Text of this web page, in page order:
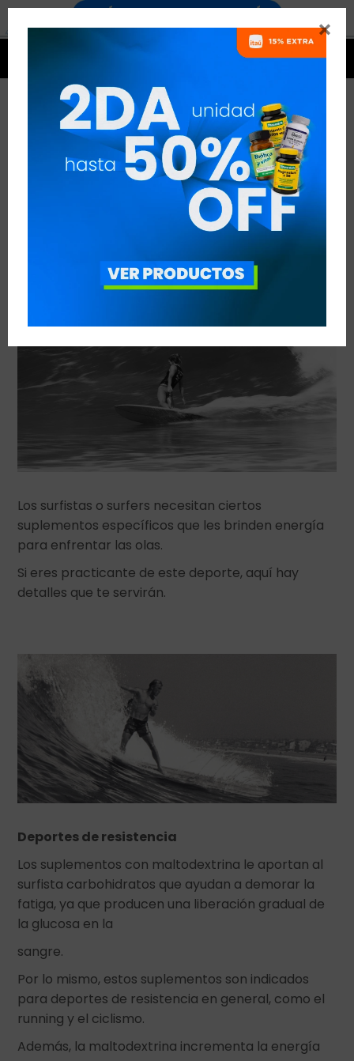

SUPLEMENTOS PARA SURFISTAS
VER TODAS LAS ENTRADAS
Suplementación
Los surfistas o surfers necesitan ciertos
suplementos específicos que les brinden energía
para enfrentar las olas.
Si eres practicante de este deporte, aquí hay
detalles que te servirán.
Deportes de resistencia
Los suplementos con maltodextrina le aportan al
surfista carbohidratos que ayudan a demorar la
fatiga, ya que producen una liberación gradual de
la glucosa en la
sangre.
Por lo mismo, estos suplementos son indicados
para deportes de resistencia en general, como el
running y el ciclismo.
Además, la maltodextrina incrementa la energía